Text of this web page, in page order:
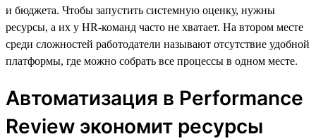
и бюджета. Чтобы запустить системную оценку, нужны
ресурсы, а их у HR-команд часто не хватает. На втором месте
среди сложностей работодатели называют отсутствие удобной
платформы, где можно собрать все процессы в одном месте.
Автоматизация в Performance
Review экономит ресурсы